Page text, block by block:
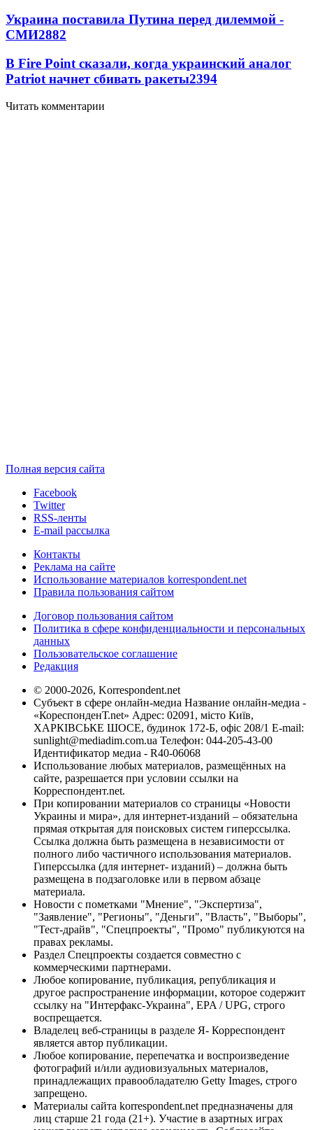
Украина поставила Путина перед дилеммой -
СМИ2882
В Fire Point сказали, когда украинский аналог
Patriot начнет сбивать ракеты2394
Читать комментарии
Полная версия сайта
Facebook
Twitter
RSS-ленты
E-mail рассылка
Контакты
Реклама на сайте
Использование материалов korrespondent.net
Правила пользования сайтом
Договор пользования сайтом
Политика в сфере конфиденциальности и персональных
данных
Пользовательское соглашение
Редакция
© 2000-2026, Korrespondent.net
Субъект в сфере онлайн-медиа Название онлайн-медиа -
«КореспонденТ.net» Адрес: 02091, місто Київ,
ХАРКІВСЬКЕ ШОСЕ, будинок 172-Б, офіс 208/1 E-mail:
sunlight@mediadim.com.ua Телефон: 044-205-43-00
Идентификатор медиа - R40-06068
Использование любых материалов, размещённых на
сайте, разрешается при условии ссылки на
Корреспондент.net.
При копировании материалов со страницы «Новости
Украины и мира», для интернет-изданий – обязательна
прямая открытая для поисковых систем гиперссылка.
Ссылка должна быть размещена в независимости от
полного либо частичного использования материалов.
Гиперссылка (для интернет- изданий) – должна быть
размещена в подзаголовке или в первом абзаце
материала.
Новости с пометками "Мнение", "Экспертиза",
"Заявление", "Регионы", "Деньги", "Власть", "Выборы",
"Тест-драйв", "Спецпроекты", "Промо" публикуются на
правах рекламы.
Раздел Спецпроекты создается совместно с
коммерческими партнерами.
Любое копирование, публикация, републикация и
другое распространение информации, которое содержит
ссылку на "Интерфакс-Украина", EPA / UPG, строго
воспрещается.
Владелец веб-страницы в разделе Я- Корреспондент
является автор публикации.
Любое копирование, перепечатка и воспроизведение
фотографий и/или аудиовизуальных материалов,
принадлежащих правообладателю Getty Images, строго
запрещено.
Материалы сайта korrespondent.net предназначены для
лиц старше 21 года (21+). Участие в азартных играх